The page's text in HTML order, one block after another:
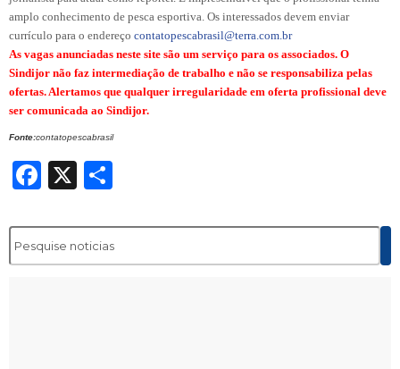
amplo conhecimento de pesca esportiva. Os interessados devem enviar
currículo para o endereço contatopescabrasil@terra.com.br
As vagas anunciadas neste site são um serviço para os associados. O
Sindijor não faz intermediação de trabalho e não se responsabiliza pelas
ofertas. Alertamos que qualquer irregularidade em oferta profissional deve
ser comunicada ao Sindijor.
Fonte:contatopescabrasil
Facebook
X